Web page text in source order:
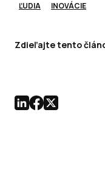
ĽUDIA INOVÁCIE
Zdieľajte tento